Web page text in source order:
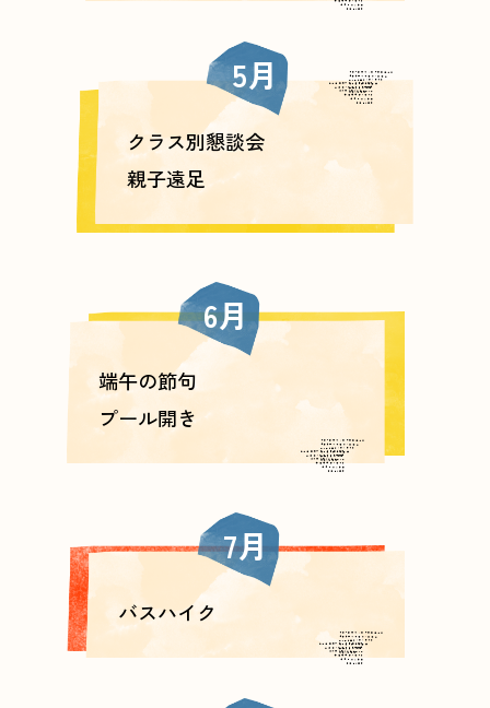
5月
クラス別懇談会
親子遠足
6月
端午の節句
プール開き
7月
バスハイク